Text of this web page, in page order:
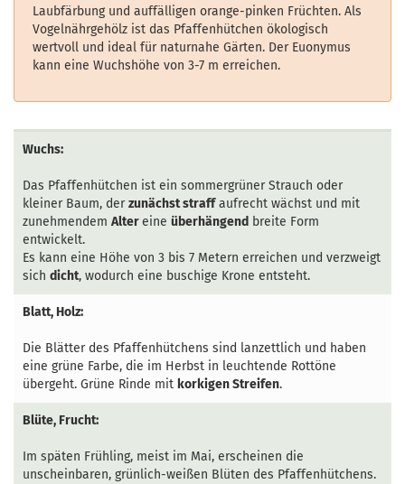
Laubfärbung und auffälligen orange-pinken Früchten. Als
Vogelnährgehölz ist das Pfaffenhütchen ökologisch
wertvoll und ideal für naturnahe Gärten. Der Euonymus
kann eine Wuchshöhe von 3-7 m erreichen.
Wuchs:
Das Pfaffenhütchen ist ein sommergrüner Strauch oder
kleiner Baum, derzunächst straffaufrecht wächst und mit
zunehmendem Altereine überhängend breite Form
entwickelt.
Es kann eine Höhe von 3 bis 7 Metern erreichen und verzweigt
sich dicht, wodurch eine buschige Krone entsteht.
Blatt, Holz:
Die Blätter des Pfaffenhütchens sind lanzettlich und haben
eine grüne Farbe, die im Herbst in leuchtende Rottöne
übergeht. Grüne Rinde mit korkigen Streifen.
Blüte, Frucht:
Im späten Frühling, meist im Mai, erscheinen die
unscheinbaren, grünlich-weißen Blüten des Pfaffenhütchens.